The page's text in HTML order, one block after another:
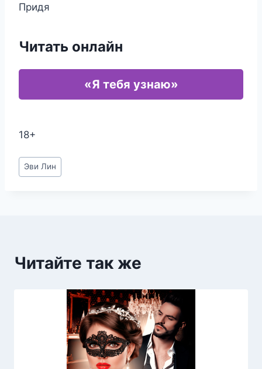
Придя
Читать онлайн
«Я тебя узнаю»
18+
Метки
записи:
Эви Лин
Читайте так же